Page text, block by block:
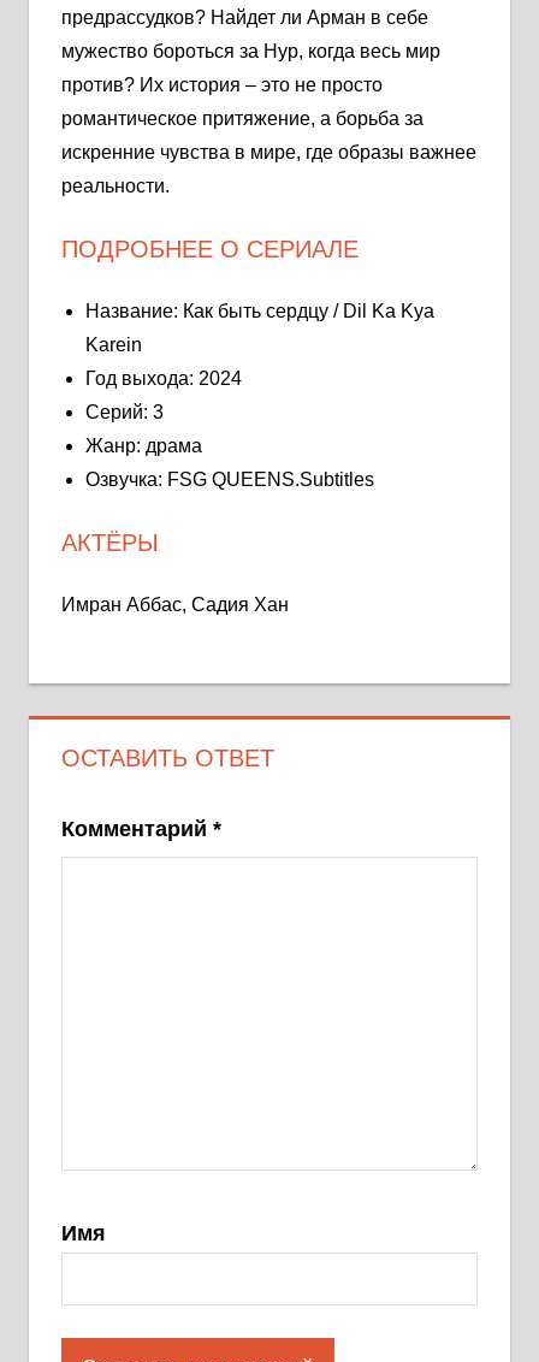
предрассудков? Найдет ли Арман в себе
мужество бороться за Нур, когда весь мир
против? Их история – это не просто
романтическое притяжение, а борьба за
искренние чувства в мире, где образы важнее
реальности.
ПОДРОБНЕЕ О СЕРИАЛЕ
Название: Как быть сердцу / Dil Ka Kya
Karein
Год выхода: 2024
Серий: 3
Жанр: драма
Озвучка: FSG QUEENS.Subtitles
АКТЁРЫ
Имран Аббас, Садия Хан
ОСТАВИТЬ ОТВЕТ
Комментарий *
Имя